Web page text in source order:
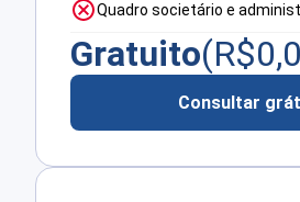
Quadro societário e
Gratuito(R$
Consultar